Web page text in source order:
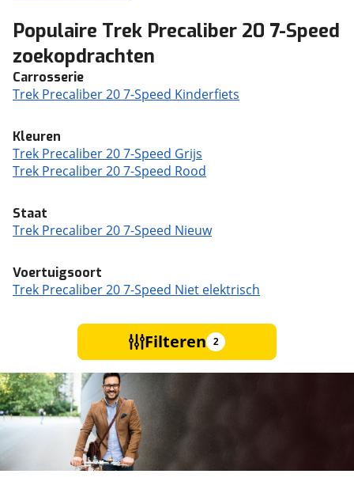
Populaire Trek Precaliber 20 7-Speed
zoekopdrachten
Carrosserie
Trek Precaliber 20 7-Speed Kinderfiets
Kleuren
Trek Precaliber 20 7-Speed Grijs
Trek Precaliber 20 7-Speed Rood
Staat
Trek Precaliber 20 7-Speed Nieuw
Voertuigsoort
Trek Precaliber 20 7-Speed Niet elektrisch
Filteren 2